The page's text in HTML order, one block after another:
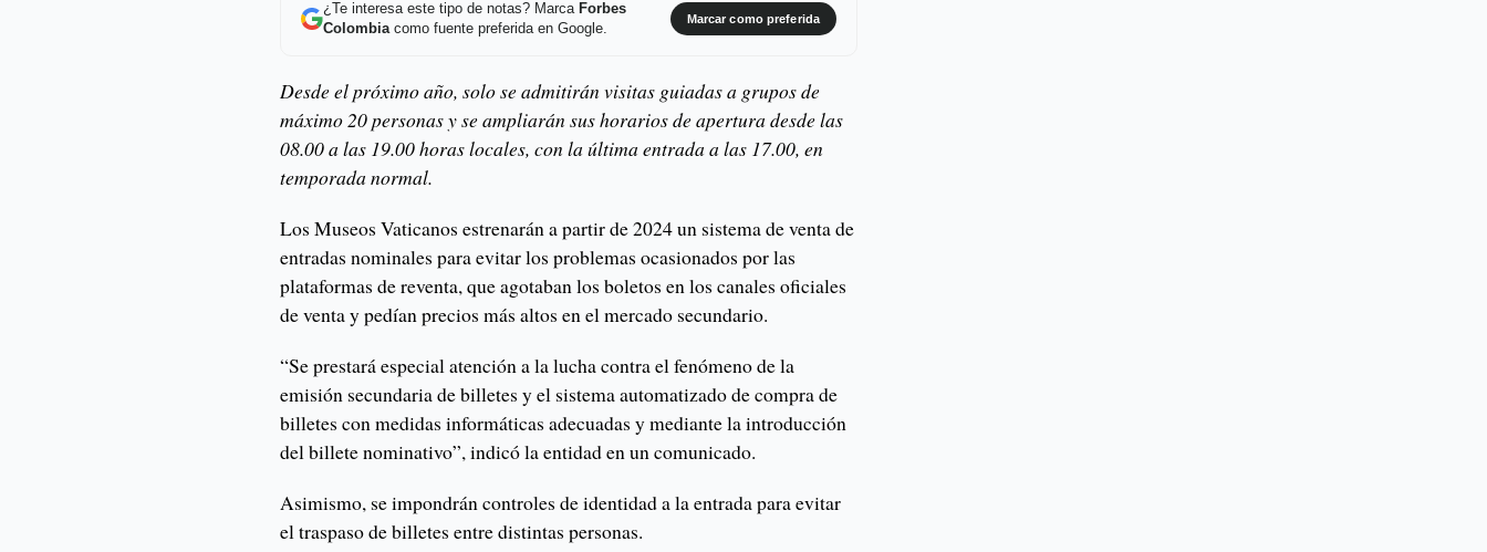
¿Te interesa este tipo de notas? Marca Forbes
Colombiacomo fuente preferida en Google.
Marcar como preferida
Desde el próximo año, solo se admitirán visitas guiadas a grupos de
máximo 20 personas y se ampliarán sus horarios de apertura desde las
08.00 a las 19.00 horas locales, con la última entrada a las 17.00, en
temporada normal.
Los Museos Vaticanos estrenarán a partir de 2024 un sistema de venta de
entradas nominales para evitar los problemas ocasionados por las
plataformas de reventa, que agotaban los boletos en los canales oficiales
de venta y pedían precios más altos en el mercado secundario.
“Se prestará especial atención a la lucha contra el fenómeno de la
emisión secundaria de billetes y el sistema automatizado de compra de
billetes con medidas informáticas adecuadas y mediante la introducción
del billete nominativo”, indicó la entidad en un comunicado.
Asimismo, se impondrán controles de identidad a la entrada para evitar
el traspaso de billetes entre distintas personas.